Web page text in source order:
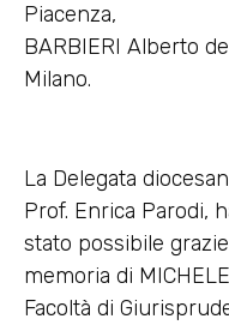
Piacenza,
BARBIERI Alberto
Milano.
La Delegata
Prof. Enrica Parodi,
stato possibile
memoria di
Facoltà di